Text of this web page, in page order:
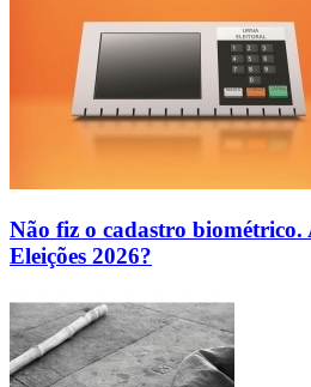
Não fiz o cadastro
Eleições 2026?